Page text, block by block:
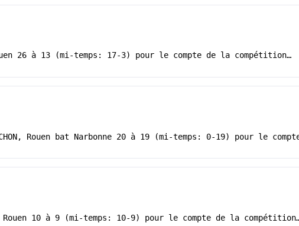
26 à 13 (mi-temps: 17-3) pour le compte de la compétition…
Rouen bat Narbonne 20 à 19 (mi-temps: 0-19) pour le
Rouen 10 à 9 (mi-temps: 10-9) pour le compte de la